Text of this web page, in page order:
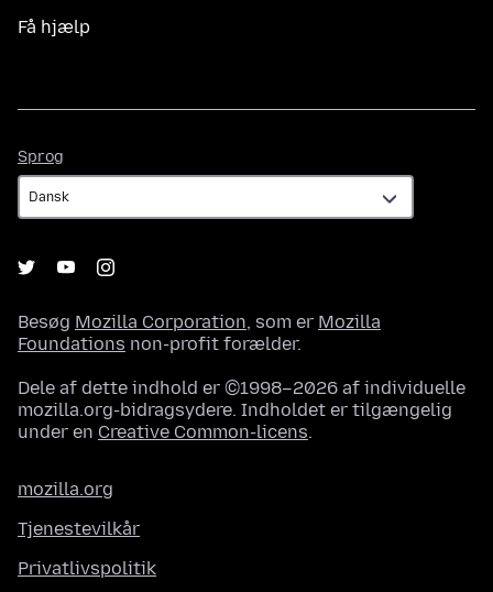
Få hjælp
Sprog
Besøg Mozilla Corporation, som er Mozilla
Foundations non-profit forælder.
Dele af dette indhold er ©1998–2026 af individuelle
mozilla.org-bidragsydere. Indholdet er tilgængelig
under en Creative Common-licens.
mozilla.org
Tjenestevilkår
Privatlivspolitik